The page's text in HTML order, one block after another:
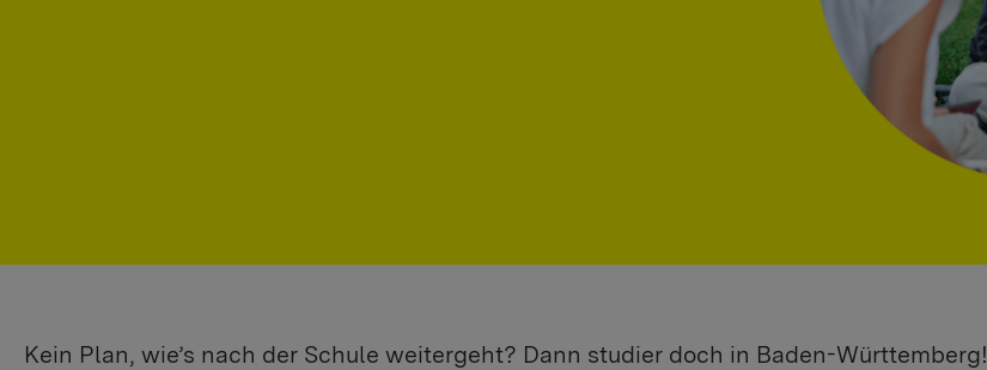
Kein Plan, wie’s nach der Schule weitergeht? Dann studier doch in Baden-Württemberg!